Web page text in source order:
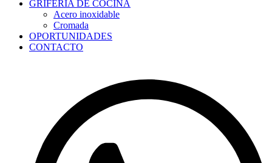
GRIFERÍA DE COCINA
Acero inoxidable
Cromada
OPORTUNIDADES
CONTACTO